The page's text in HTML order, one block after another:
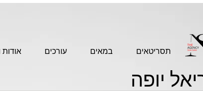
אודות עורכים במאים תסריטאים
יופה